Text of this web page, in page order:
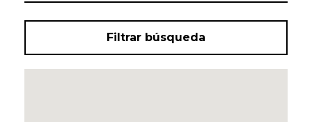
Filtrar búsqueda